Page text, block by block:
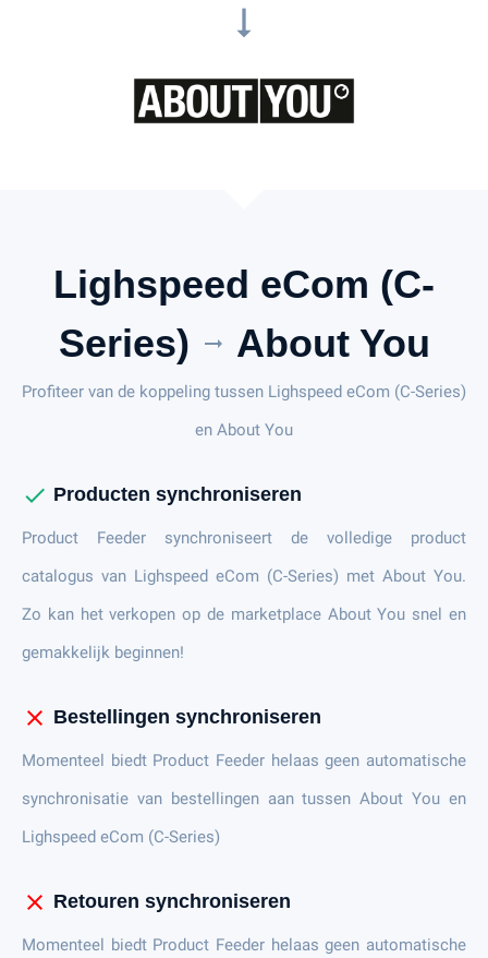
arrow_right_alt
Lighspeed eCom (C-
Series)
arrow_right_alt About You
Profiteer van de koppeling tussen Lighspeed eCom (C-Series)
en About You
check Producten synchroniseren
Product Feeder synchroniseert de volledige product
catalogus van Lighspeed eCom (C-Series) met About You.
Zo kan het verkopen op de marketplace About You snel en
gemakkelijk beginnen!
close Bestellingen synchroniseren
Momenteel biedt Product Feeder helaas geen automatische
synchronisatie van bestellingen aan tussen About You en
Lighspeed eCom (C-Series)
close Retouren synchroniseren
Momenteel biedt Product Feeder helaas geen automatische